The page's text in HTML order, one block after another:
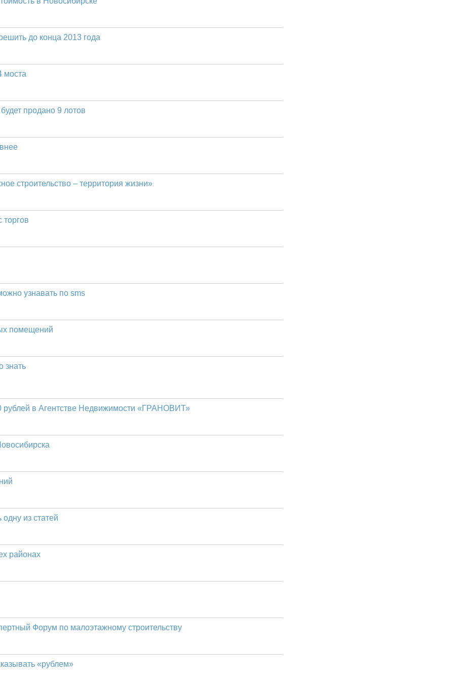
до конца 2013 года
моста
продано 9 лотов
строительство – территория жизни»
узнавать по sms
помещений
знать
рублей в Агентстве Недвижимости «ГРАНОВИТ»
из статей
районах
Форум по малоэтажному строительству
«рублем»